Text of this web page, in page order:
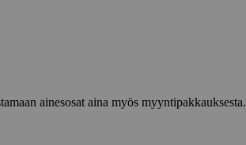
ainesosat aina myös myyntipakkauksesta.